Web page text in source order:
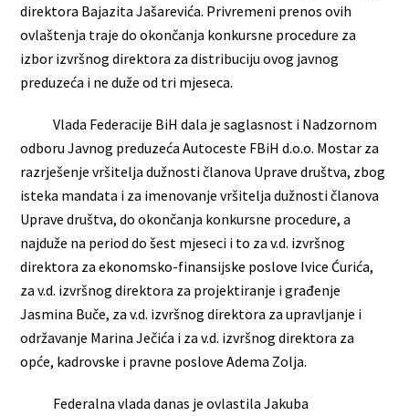
direktora Bajazita Jašarevića. Privremeni prenos ovih
ovlaštenja traje do okončanja konkursne procedure za
izbor izvršnog direktora za distribuciju ovog javnog
preduzeća i ne duže od tri mjeseca.
Vlada Federacije BiH dala je saglasnost i Nadzornom
odboru Javnog preduzeća Autoceste FBiH d.o.o. Mostar za
razrješenje vršitelja dužnosti članova Uprave društva, zbog
isteka mandata i za imenovanje vršitelja dužnosti članova
Uprave društva, do okončanja konkursne procedure, a
najduže na period do šest mjeseci i to za v.d. izvršnog
direktora za ekonomsko-finansijske poslove Ivice Ćurića,
za v.d. izvršnog direktora za projektiranje i građenje
Jasmina Buče, za v.d. izvršnog direktora za upravljanje i
održavanje Marina Ječića i za v.d. izvršnog direktora za
opće, kadrovske i pravne poslove Adema Zolja.
Federalna vlada danas je ovlastila Jakuba